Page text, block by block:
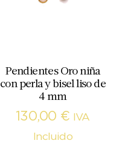
Pendientes Oro niña
con perla y bisel liso de
4 mm
130,00 €
IVA
Incluido